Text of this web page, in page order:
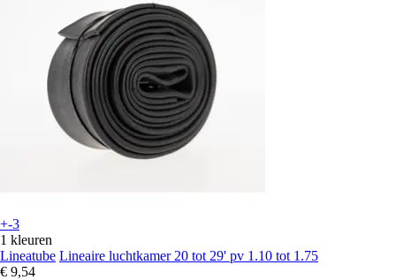
+-3
1 kleuren
Lineatube Lineaire luchtkamer 20 tot 29' pv 1.10 tot 1.75
€ 9,54